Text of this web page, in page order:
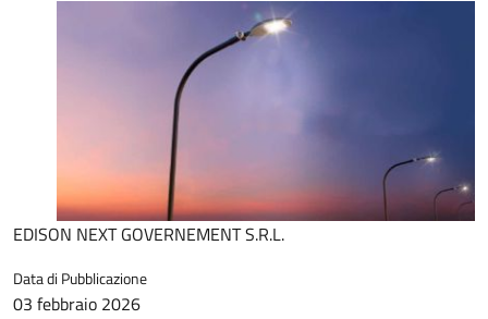
EDISON NEXT GOVERNEMENT S.R.L.
Data di Pubblicazione
03 febbraio 2026